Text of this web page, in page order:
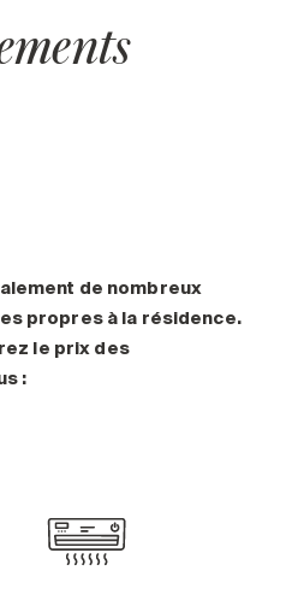
de nombreux
propres à la résidence.
le prix des
: